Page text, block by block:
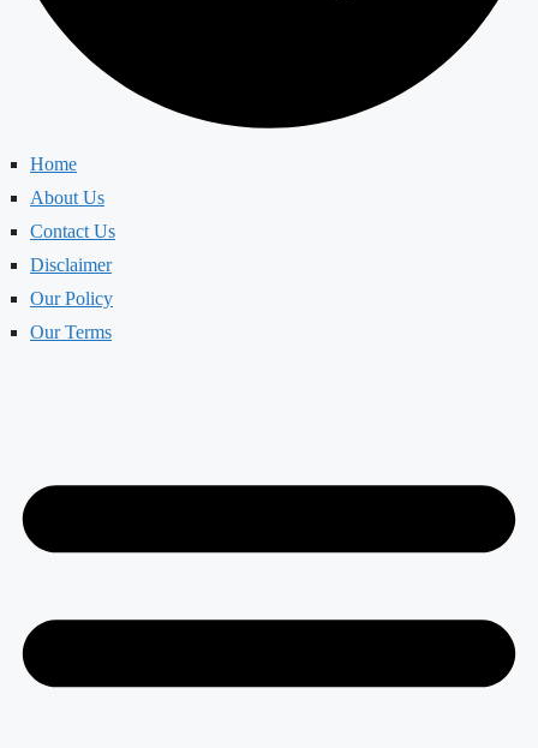
Home
About Us
Contact Us
Disclaimer
Our Policy
Our Terms